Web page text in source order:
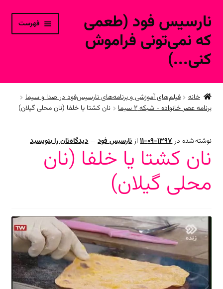
پرش
ناوبری
پرش
محتوا
نارسیس فود (طعمی
که نمی‌تونی فراموش
کنی...)
فهرست
خانه
حساب کاربری
محصولات فروشگاه آنلاین
ارتباط با ما
خانه
فیلم‌های آموزشی و برنامه‌های نارسیس‌فود در صدا و سیما
برنامه عصر خانواده - شبکه ۲ سیما
نان کشتا یا خلفا (نان محلی گیلان)
نوشته شده در1397-09-11 ازنارسیس فود —دیدگاه‌تان را بنویسید
نان کشتا یا خلفا (نان
محلی گیلان)